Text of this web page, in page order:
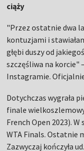
ciąży
"Przez ostatnie dwa
kontuzjami i
głębi duszy od
szczęśliwa na korcie"
Instagramie.
Dotychczas wygrała
finale
French Open 2023).
WTA Finals. Ostatnie
Zazwyczaj kończyła